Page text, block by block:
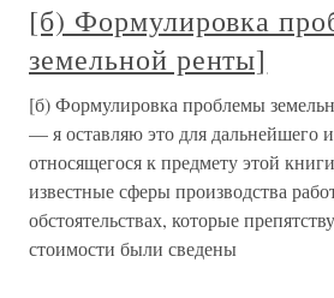
[б) Формулировка
земельной ренты]
[б) Формулировка проблемы
— я оставляю это для дальнейшего
относящегося к предмету этой
известные сферы производства
обстоятельствах, которые
стоимости были сведены